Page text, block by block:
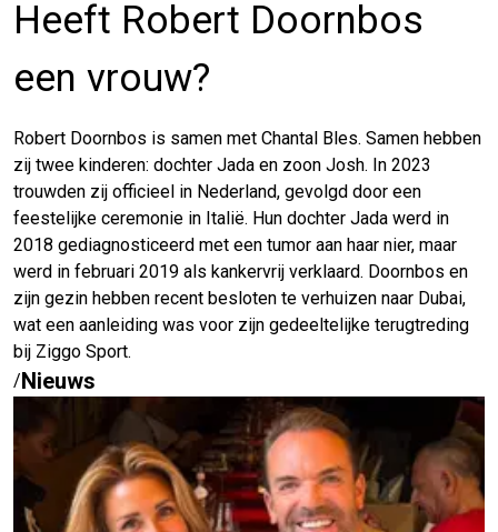
Heeft Robert Doornbos
een vrouw?
Robert Doornbos is samen met Chantal Bles. Samen hebben
zij twee kinderen: dochter Jada en zoon Josh. In 2023
trouwden zij officieel in Nederland, gevolgd door een
feestelijke ceremonie in Italië. Hun dochter Jada werd in
2018 gediagnosticeerd met een tumor aan haar nier, maar
werd in februari 2019 als kankervrij verklaard. Doornbos en
zijn gezin hebben recent besloten te verhuizen naar Dubai,
wat een aanleiding was voor zijn gedeeltelijke terugtreding
bij Ziggo Sport.
/Nieuws